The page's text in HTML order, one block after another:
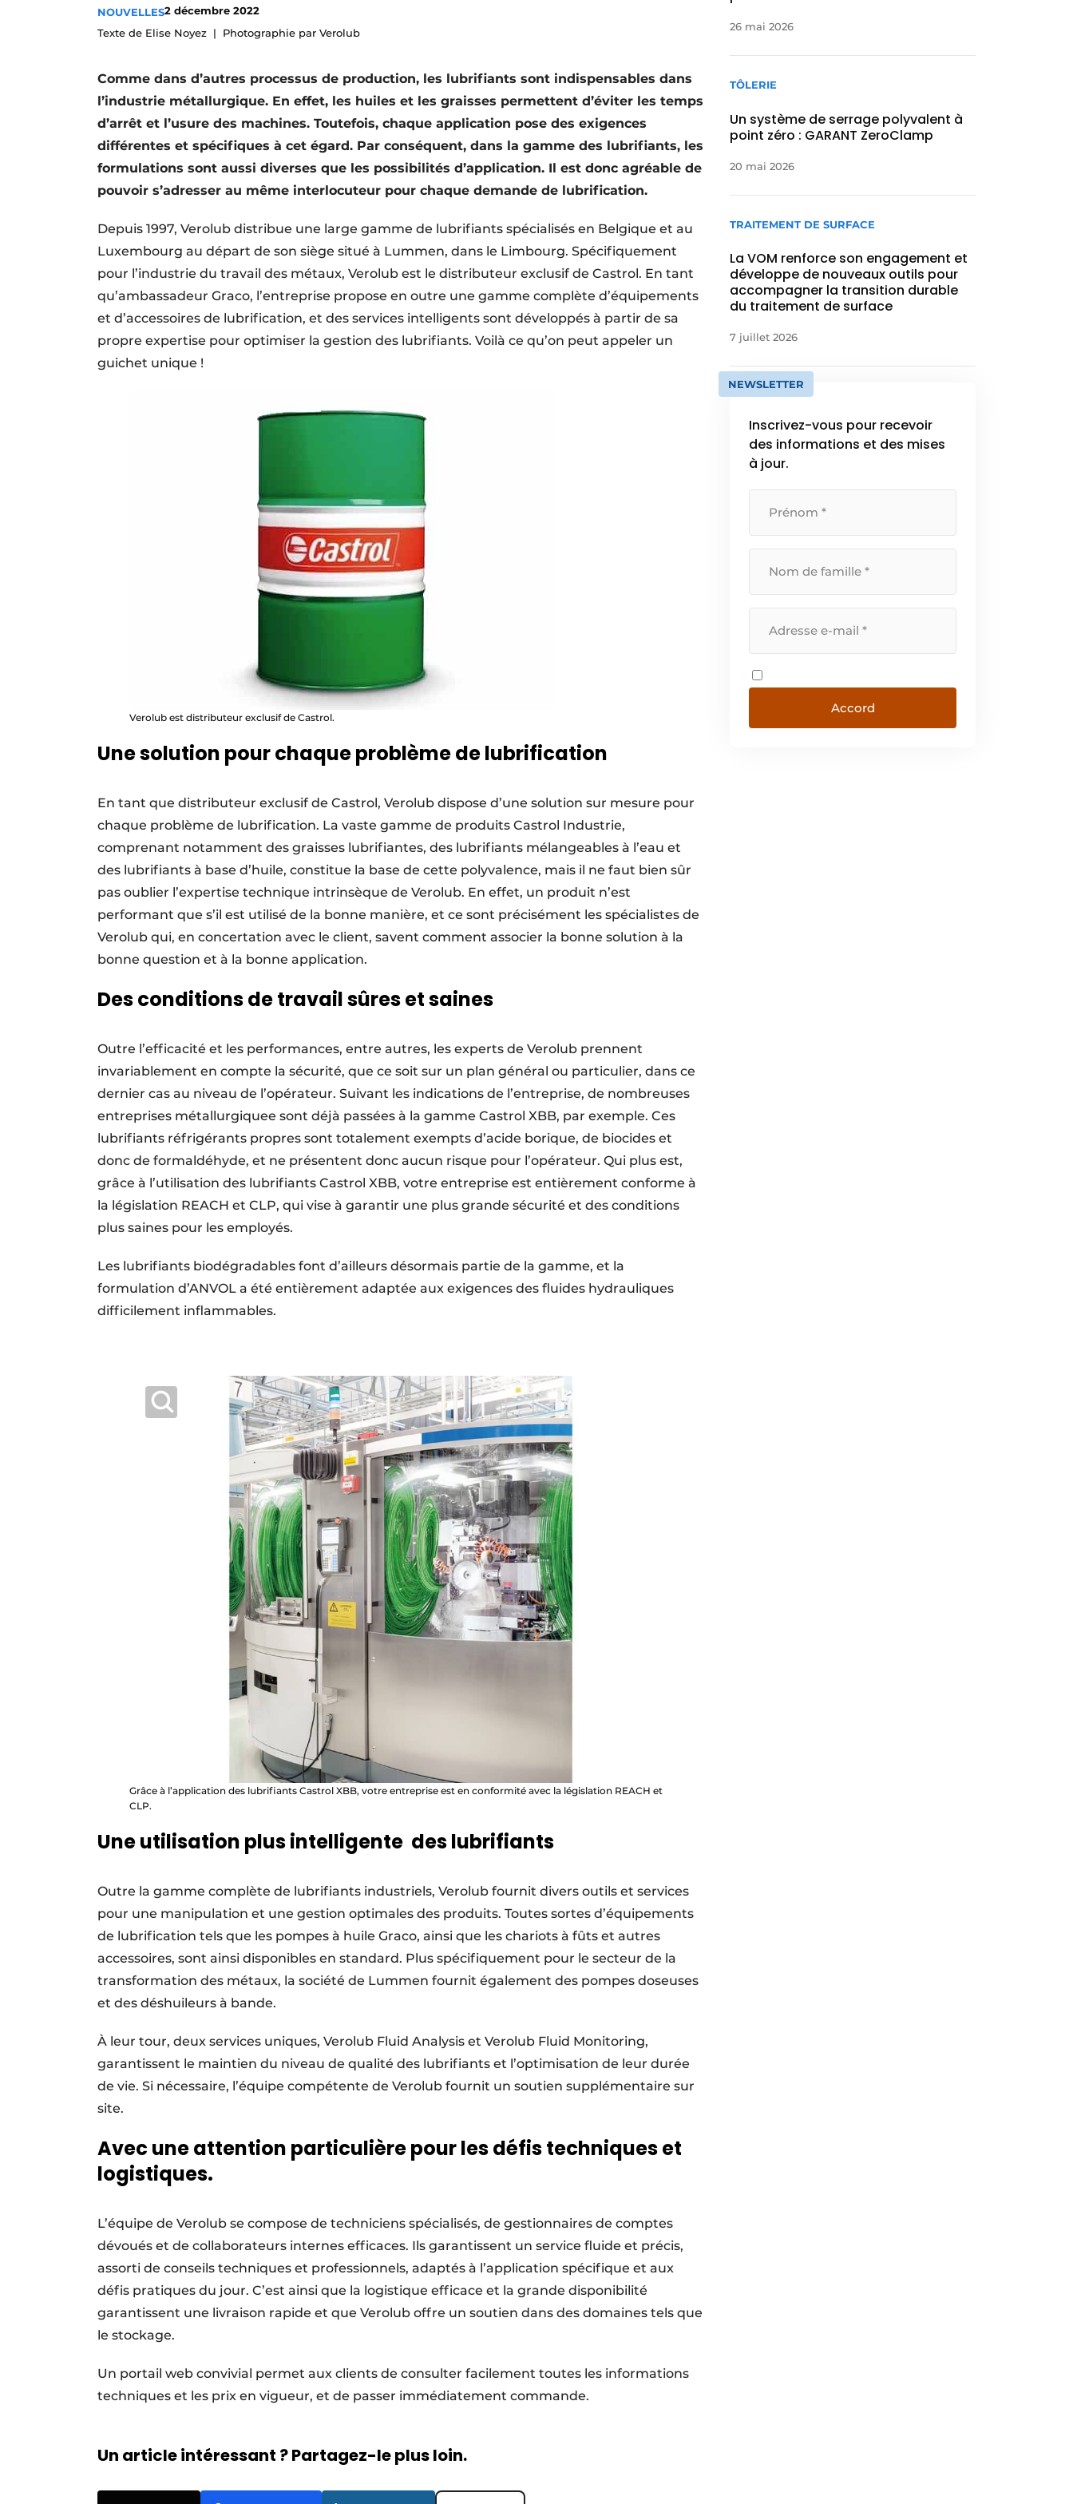
Termes et conditions
NOUVELLES2 décembre 2022
Texte de Elise Noyez
Photographie par Verolub
Comme dans d’autres processus de production, les lubrifiants sont indispensables dans
l’industrie métallurgique. En effet, les huiles et les graisses permettent d’éviter les temps
d’arrêt et l’usure des machines. Toutefois, chaque application pose des exigences
différentes et spécifiques à cet égard. Par conséquent, dans la gamme des lubrifiants, les
formulations sont aussi diverses que les possibilités d’application. Il est donc agréable de
pouvoir s’adresser au même interlocuteur pour chaque demande de lubrification.
Depuis 1997, Verolub distribue une large gamme de lubrifiants spécialisés en Belgique et au
Luxembourg au départ de son siège situé à Lummen, dans le Limbourg. Spécifiquement
pour l’industrie du travail des métaux, Verolub est le distributeur exclusif de Castrol. En tant
qu’ambassadeur Graco, l’entreprise propose en outre une gamme complète d’équipements
et d’accessoires de lubrification, et des services intelligents sont développés à partir de sa
propre expertise pour optimiser la gestion des lubrifiants. Voilà ce qu’on peut appeler un
guichet unique !
Verolub est distributeur exclusif de Castrol.
Une solution pour chaque problème de lubrification
En tant que distributeur exclusif de Castrol, Verolub dispose d’une solution sur mesure pour
chaque problème de lubrification. La vaste gamme de produits Castrol Industrie,
comprenant notamment des graisses lubrifiantes, des lubrifiants mélangeables à l’eau et
des lubrifiants à base d’huile, constitue la base de cette polyvalence, mais il ne faut bien sûr
pas oublier l’expertise technique intrinsèque de Verolub. En effet, un produit n’est
performant que s’il est utilisé de la bonne manière, et ce sont précisément les spécialistes de
Verolub qui, en concertation avec le client, savent comment associer la bonne solution à la
bonne question et à la bonne application.
Des conditions de travail sûres et saines
Outre l’efficacité et les performances, entre autres, les experts de Verolub prennent
invariablement en compte la sécurité, que ce soit sur un plan général ou particulier, dans ce
dernier cas au niveau de l’opérateur. Suivant les indications de l’entreprise, de nombreuses
entreprises métallurgiquee sont déjà passées à la gamme Castrol XBB, par exemple. Ces
lubrifiants réfrigérants propres sont totalement exempts d’acide borique, de biocides et
donc de formaldéhyde, et ne présentent donc aucun risque pour l’opérateur. Qui plus est,
grâce à l’utilisation des lubrifiants Castrol XBB, votre entreprise est entièrement conforme à
la législation REACH et CLP, qui vise à garantir une plus grande sécurité et des conditions
plus saines pour les employés.
Les lubrifiants biodégradables font d’ailleurs désormais partie de la gamme, et la
formulation d’ANVOL a été entièrement adaptée aux exigences des fluides hydrauliques
difficilement inflammables.
Grâce à l’application des lubrifiants Castrol XBB, votre entreprise est en conformité avec la législation REACH et
CLP.
Une utilisation plus intelligente des lubrifiants
Outre la gamme complète de lubrifiants industriels, Verolub fournit divers outils et services
pour une manipulation et une gestion optimales des produits. Toutes sortes d’équipements
de lubrification tels que les pompes à huile Graco, ainsi que les chariots à fûts et autres
accessoires, sont ainsi disponibles en standard. Plus spécifiquement pour le secteur de la
transformation des métaux, la société de Lummen fournit également des pompes doseuses
et des déshuileurs à bande.
À leur tour, deux services uniques, Verolub Fluid Analysis et Verolub Fluid Monitoring,
garantissent le maintien du niveau de qualité des lubrifiants et l’optimisation de leur durée
de vie. Si nécessaire, l’équipe compétente de Verolub fournit un soutien supplémentaire sur
site.
Avec une attention particulière pour les défis techniques et
logistiques.
L’équipe de Verolub se compose de techniciens spécialisés, de gestionnaires de comptes
dévoués et de collaborateurs internes efficaces. Ils garantissent un service fluide et précis,
assorti de conseils techniques et professionnels, adaptés à l’application spécifique et aux
défis pratiques du jour. C’est ainsi que la logistique efficace et la grande disponibilité
garantissent une livraison rapide et que Verolub offre un soutien dans des domaines tels que
le stockage.
Un portail web convivial permet aux clients de consulter facilement toutes les informations
techniques et les prix en vigueur, et de passer immédiatement commande.
Un article intéressant ? Partagez-le plus loin.
26 mai 2026
TÔLERIE
Un système de serrage polyvalent à
point zéro : GARANT ZeroClamp
20 mai 2026
TRAITEMENT DE SURFACE
La VOM renforce son engagement et
développe de nouveaux outils pour
accompagner la transition durable
du traitement de surface
7 juillet 2026
NEWSLETTER
Inscrivez-vous pour recevoir
des informations et des mises
à jour.
Accord